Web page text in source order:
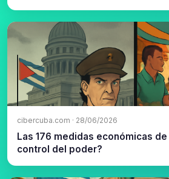
cibercuba.com · 28/06/2026
Las 176 medidas económicas
control del poder?